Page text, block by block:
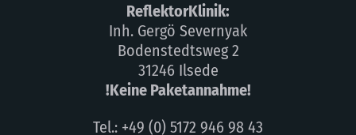
ReflektorKlinik:
Inh. Gergö Severnyak
Bodenstedtsweg 2
31246 Ilsede
!Keine Paketannahme!
Tel.: +49 (0) 5172 946 98 43